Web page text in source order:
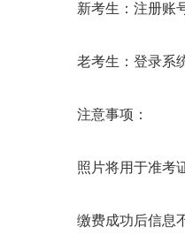
新考生：注册账号
老考生：登录系
注意事项：
照片将用于准考证
缴费成功后信息不